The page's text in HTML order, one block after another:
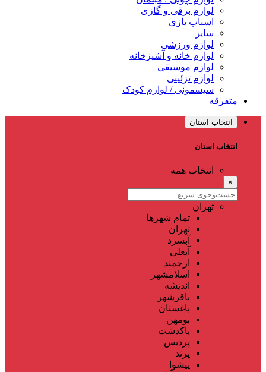
لوازم برقی و گازی
اسباب بازی
سایر
لوازم ورزشی
لوازم خانه و آشپزخانه
لوازم موسیقی
لوازم تزئینی
سیسمونی / لوازم کودک
متفرقه
انتخاب استان
انتخاب استان
انتخاب همه
×
تهران
تمام شهر‌ها
تهران
آبسرد
آبعلی
ارجمند
اسلامشهر
اندیشه
باقرشهر
باغستان
بومهن
پاکدشت
پردیس
پرند
پیشوا